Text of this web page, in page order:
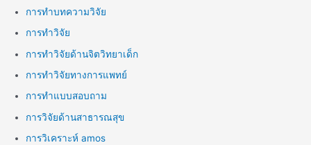
การทำบทความวิจัย
การทำวิจัย
การทำวิจัยด้านจิตวิทยาเด็ก
การทำวิจัยทางการแพทย์
การทำแบบสอบถาม
การวิจัยด้านสาธารณสุข
การวิเคราะห์ amos